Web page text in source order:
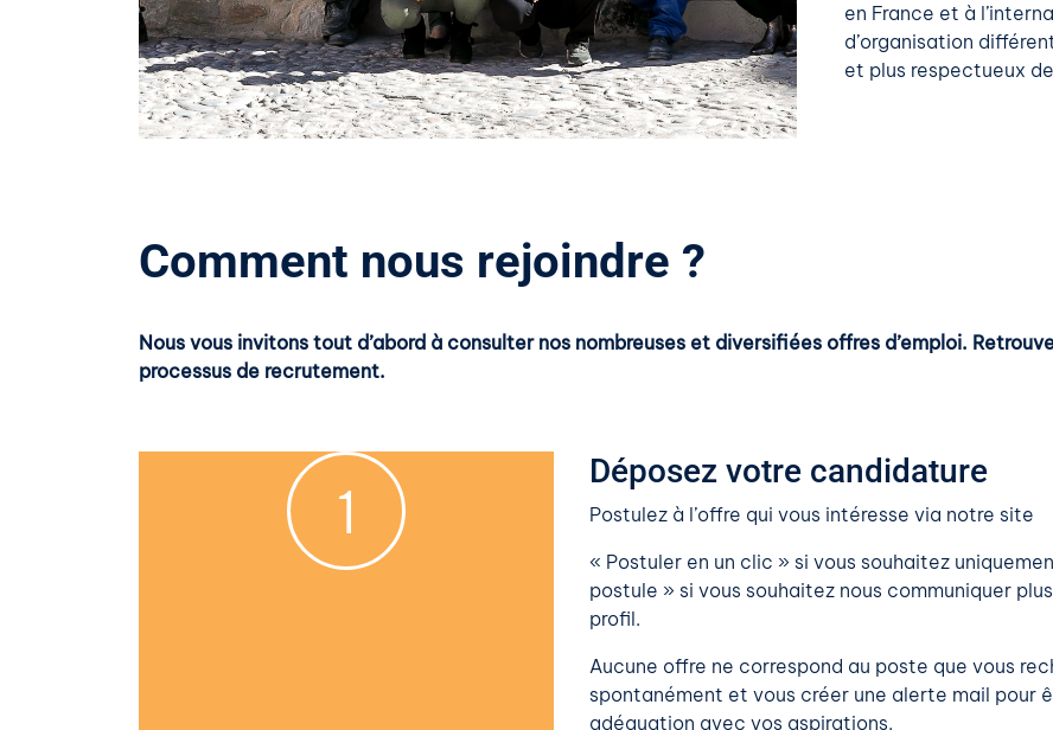
en France et à
d’organisation
et plus respectueux
Comment nous rejoindre ?
Nous vous invitons tout d’abord à consulter nos nombreuses et diversifiées offres d’emploi.
processus de recrutement.
1
Déposez votre candidature
Postulez à l’offre qui vous intéresse via notre site
« Postuler en un clic » si vous souhaitez
postule » si vous souhaitez nous communiquer
profil.
Aucune offre ne correspond au poste que vous
spontanément et vous créer une alerte mail pour
adéquation avec vos aspirations.